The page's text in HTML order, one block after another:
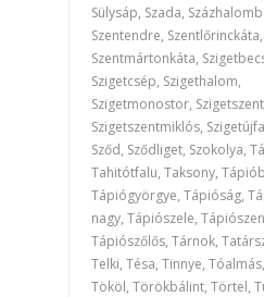
Sülysáp, Szada,
Szentendre, Szentlőrinckáta,
Szentmártonkáta,
Szigetcsép, Szigethalom,
Szigetmonostor,
Szigetszentmiklós,
Sződ, Sződliget, Szokolya,
Tahitótfalu, Taksony,
Tápiógyörgye, Tápióság,
nagy, Tápiószele,
Tápiószőlős, Tárnok,
Telki, Tésa, Tinnye,
Tököl, Törökbálint, Törtel,